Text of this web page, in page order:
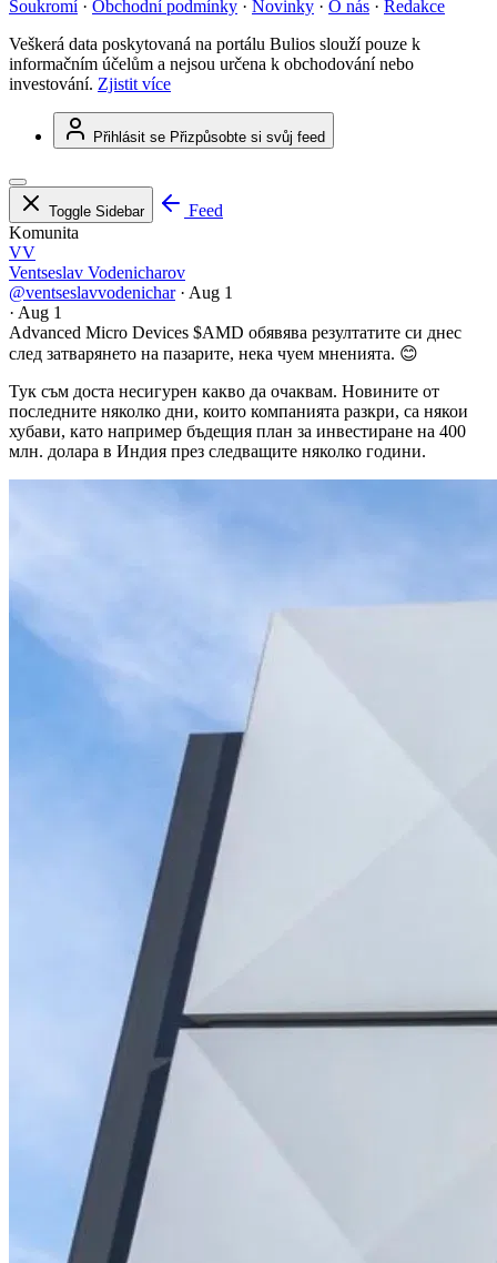
Soukromí · Obchodní podmínky · Novinky · O nás · Redakce
Veškerá data poskytovaná na portálu Bulios slouží pouze k
informačním účelům a nejsou určena k obchodování nebo
investování. Zjistit více
Přihlásit se Přizpůsobte si svůj feed
Toggle Sidebar
Feed
Komunita
VV
Ventseslav Vodenicharov
@ventseslavvodenichar · Aug 1
· Aug 1
Advanced Micro Devices $AMD обявява резултатите си днес
след затварянето на пазарите, нека чуем мненията. 😊
Тук съм доста несигурен какво да очаквам. Новините от
последните няколко дни, които компанията разкри, са някои
хубави, като например бъдещия план за инвестиране на 400
млн. долара в Индия през следващите няколко години.